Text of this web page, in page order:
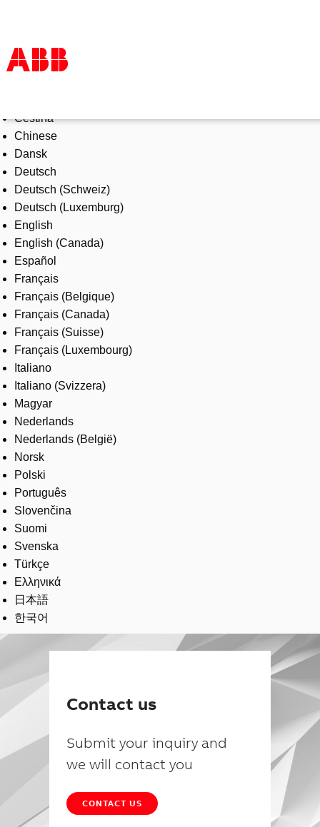
Products & Solutions
Industries
Services
About us
Where to buy
Contact us
Careers
Čeština
Chinese
Dansk
Deutsch
Deutsch (Schweiz)
Deutsch (Luxemburg)
English
English (Canada)
Español
Français
Français (Belgique)
Français (Canada)
Français (Suisse)
Français (Luxembourg)
Italiano
Italiano (Svizzera)
Magyar
Nederlands
Nederlands (België)
Norsk
Polski
Português
Slovenčina
Suomi
Svenska
Türkçe
Ελληνικά
日本語
한국어
Contact us
Submit your inquiry and
we will contact you
CONTACT US